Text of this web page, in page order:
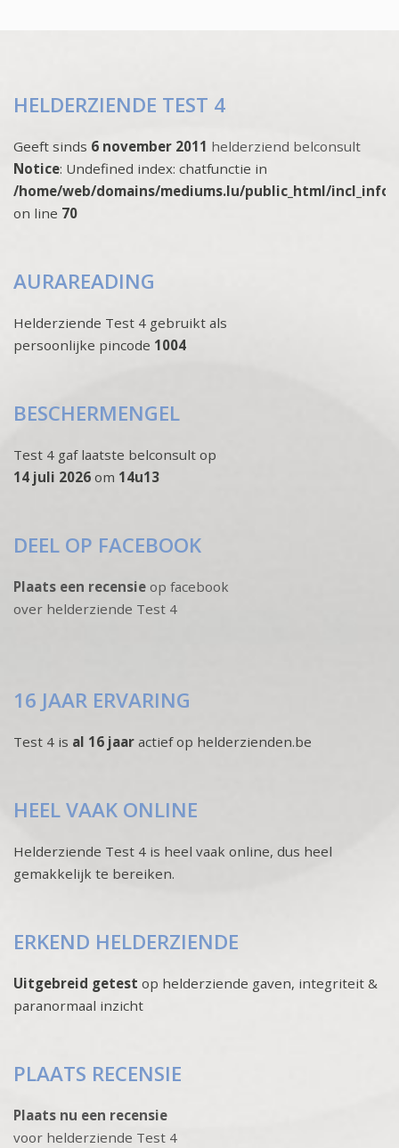
HELDERZIENDE TEST 4
Geeft sinds 6 november 2011 helderziend belconsult
Notice: Undefined index: chatfunctie in
/home/web/domains/mediums.lu/public_html/
on line 70
AURAREADING
Helderziende Test 4 gebruikt als
persoonlijke pincode 1004
BESCHERMENGEL
Test 4 gaf laatste belconsult op
14 juli 2026 om 14u13
DEEL OP FACEBOOK
Plaats een recensie op facebook
over helderziende Test 4
16 JAAR ERVARING
Test 4 is al 16 jaar actief op helderzienden.be
HEEL VAAK ONLINE
Helderziende Test 4 is heel vaak online, dus heel
gemakkelijk te bereiken.
ERKEND HELDERZIENDE
Uitgebreid getest op helderziende gaven, integriteit &
paranormaal inzicht
PLAATS RECENSIE
Plaats nu een recensie
voor helderziende Test 4